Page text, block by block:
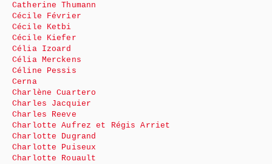
Catherine Thumann
Cécile Février
Cécile Ketbi
Cécile Kiefer
Célia Izoard
Célia Merckens
Céline Pessis
Cerna
Charlène Cuartero
Charles Jacquier
Charles Reeve
Charlotte Aufrez et Régis Arriet
Charlotte Dugrand
Charlotte Puiseux
Charlotte Rouault